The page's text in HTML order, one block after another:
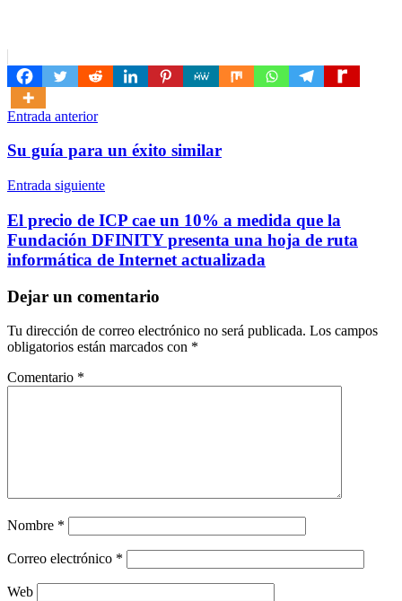
Navegación
de
entradas
Entrada anterior
Su guía para un éxito similar
Entrada siguiente
El precio de ICP cae un 10% a medida que la
Fundación DFINITY presenta una hoja de ruta
informática de Internet actualizada
Dejar un comentario
Tu dirección de correo electrónico no será publicada. Los campos
obligatorios están marcados con *
Comentario *
Nombre *
Correo electrónico *
Web